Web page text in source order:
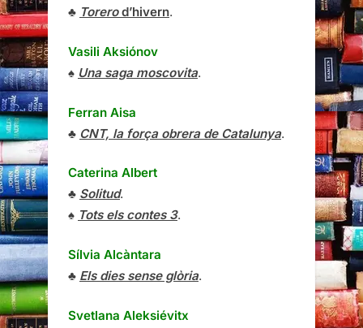
♣ Torerod’hivern.
Vasili Aksiónov
♠ Una saga moscovita.
Ferran Aisa
♣ CNT, la força obrera de Catalunya.
Caterina Albert
♣ Solitud.
♠ Tots els contes 3.
Sílvia Alcàntara
♣ Els dies sense glòria.
Svetlana Aleksiévitx